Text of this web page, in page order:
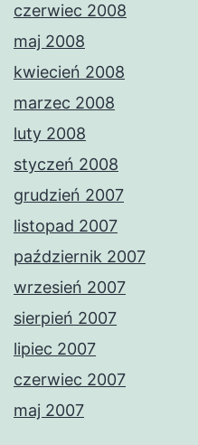
czerwiec 2008
maj 2008
kwiecień 2008
marzec 2008
luty 2008
styczeń 2008
grudzień 2007
listopad 2007
październik 2007
wrzesień 2007
sierpień 2007
lipiec 2007
czerwiec 2007
maj 2007